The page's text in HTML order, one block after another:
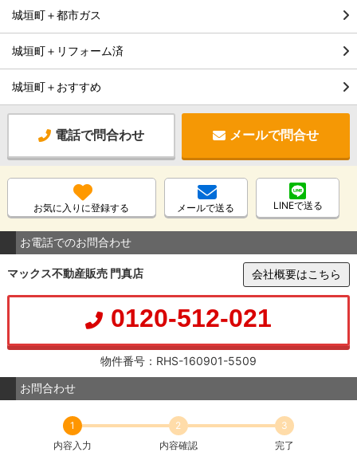
城垣町＋都市ガス
城垣町＋リフォーム済
城垣町＋おすすめ
電話で問合わせ メールで問合せ
お気に入りに登録する メールで送る LINEで送る
お電話でのお問合わせ
マックス不動産販売 門真店 会社概要はこちら
0120-512-021
物件番号：RHS-160901-5509
お問合わせ
1
内容入力
2
内容確認
3
完了